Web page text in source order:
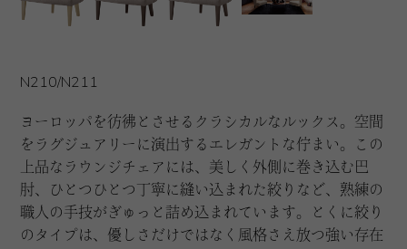
N210/N211
ヨーロッパを彷彿とさせるクラシカルなルックス。空間
をラグジュアリーに演出するエレガントな佇まい。この
上品なラウンジチェアには、美しく外側に巻き込む巴
肘、ひとつひとつ丁寧に縫い込まれた絞りなど、熟練の
職人の手技がぎゅっと詰め込まれています。とくに絞り
のタイプは、優しさだけではなく風格さえ放つ強い存在